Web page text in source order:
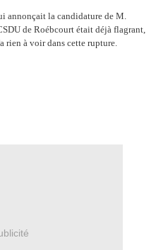
annonçait la candidature de M.
de Roébcourt était déjà flagrant,
rien à voir dans cette rupture.